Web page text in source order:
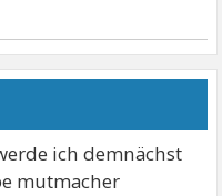
ich demnächst
mutmacher